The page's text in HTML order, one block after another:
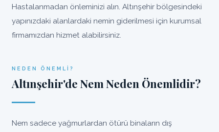
Hastalanmadan önleminizi alın. Altınşehir bölgesindeki
yapınızdaki alanlardaki nemin giderilmesi için kurumsal
firmamızdan hizmet alabilirsiniz.
NEDEN ÖNEMLI?
Altınşehir'de Nem Neden Önemlidir?
Nem sadece yağmurlardan ötürü binaların dış